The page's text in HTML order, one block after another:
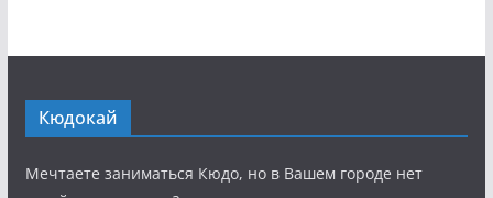
Кюдокай
Мечтаете заниматься Кюдо, но в Вашем городе нет